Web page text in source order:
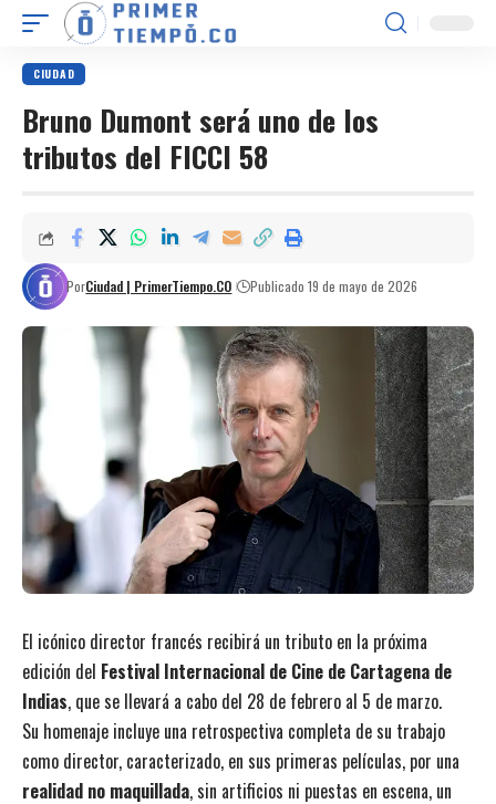
CIUDAD
Bruno Dumont será uno de los
tributos del FICCI 58
PorCiudad | PrimerTiempo.CO Publicado 19 de mayo de 2026
El icónico director francés recibirá un tributo en la próxima
edición del Festival Internacional de Cine de Cartagena de
Indias, que se llevará a cabo del 28 de febrero al 5 de marzo.
Su homenaje incluye una retrospectiva completa de su trabajo
como director, caracterizado, en sus primeras películas, por una
realidad no maquillada, sin artificios ni puestas en escena, un